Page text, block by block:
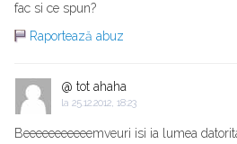
fac si ce spun?
Raportează abuz
@ tot ahaha
la 25.12.2012, 18:23
Beeeeeeeeeeemveuri isi ia lumea